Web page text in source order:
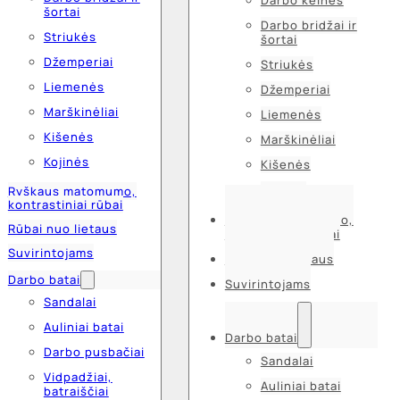
šortai
Striukės
Džemperiai
Liemenės
Marškinėliai
Kišenės
Kojinės
Ryškaus matomumo,
kontrastiniai rūbai
Rūbai nuo lietaus
Suvirintojams
Darbo batai
Sandalai
Auliniai batai
Darbo pusbačiai
Vidpadžiai,
batraiščiai
Darbo bridžai ir
šortai
Striukės
Džemperiai
Liemenės
Marškinėliai
Kišenės
Ryškaus matomumo,
kontrastiniai rūbai
Rūbai nuo lietaus
Suvirintojams
Darbo batai
Sandalai
Auliniai batai